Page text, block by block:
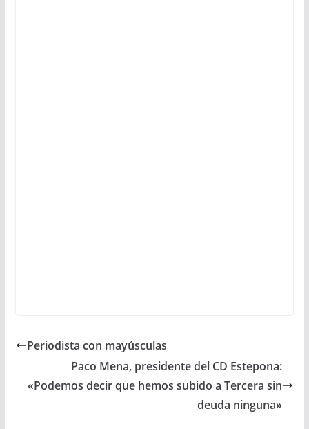
Periodista con mayúsculas
Paco Mena, presidente del CD Estepona:
«Podemos decir que hemos subido a Tercera sin
deuda ninguna»